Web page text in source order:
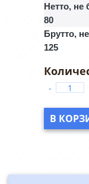
Нетто, не
80
Брутто,
125
-
В